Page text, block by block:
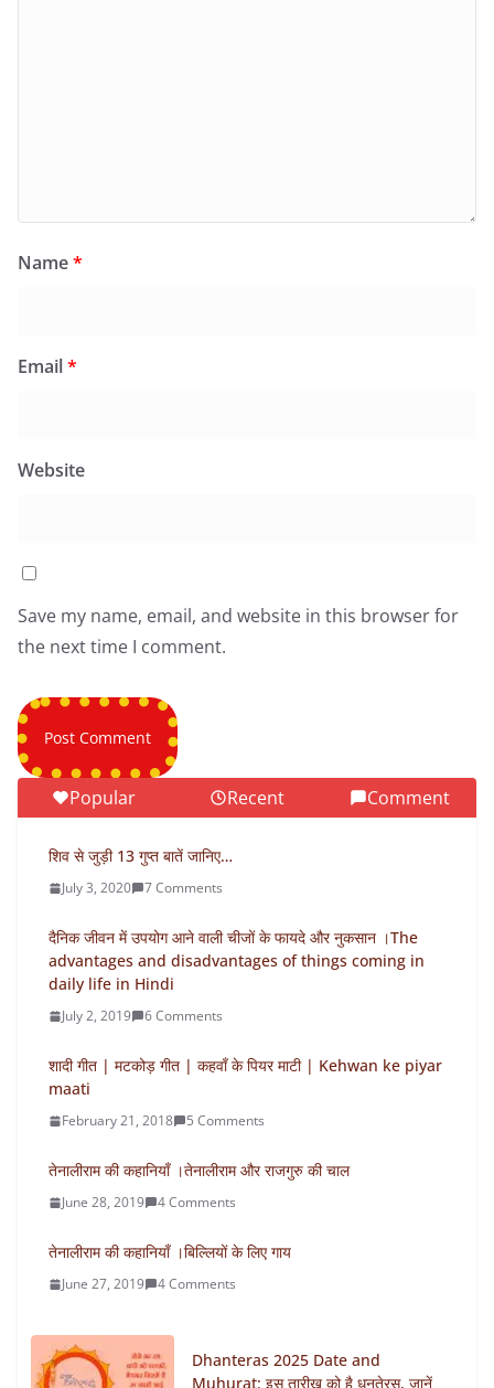
Name*
Email*
Website
Save my name, email, and website in this browser for
the next time I comment.
Popular Recent Comment
शिव से जुड़ी 13 गुप्त बातें जानिए…
July 3, 2020 7 Comments
दैनिक जीवन में उपयोग आने वाली चीजों के फायदे और नुकसान ।The
advantages and disadvantages of things coming in
daily life in Hindi
July 2, 2019 6 Comments
शादी गीत | मटकोड़ गीत | कहवाँ के पियर माटी | Kehwan ke piyar
maati
February 21, 2018 5 Comments
तेनालीराम की कहानियाँ ।तेनालीराम और राजगुरु की चाल
June 28, 2019 4 Comments
तेनालीराम की कहानियाँ ।बिल्लियों के लिए गाय
June 27, 2019 4 Comments
Dhanteras 2025 Date and
Muhurat: इस तारीख को है धनतेरस, जानें